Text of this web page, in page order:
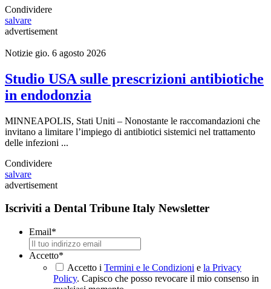
Condividere
salvare
advertisement
Notizie gio. 6 agosto 2026
Studio USA sulle prescrizioni antibiotiche
in endodonzia
MINNEAPOLIS, Stati Uniti – Nonostante le raccomandazioni che
invitano a limitare l’impiego di antibiotici sistemici nel trattamento
delle infezioni ...
Condividere
salvare
advertisement
Iscriviti a Dental Tribune Italy Newsletter
Email*
Accetto*
Accetto i Termini e le Condizioni e la Privacy
Policy. Capisco che posso revocare il mio consenso in